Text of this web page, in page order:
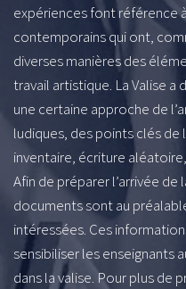
expériences font référence
contemporains qui ont,
diverses manières des
travail artistique. La Valise a
une certaine approche de
ludiques, des points clés de
inventaire, écriture
Afin de préparer l’arrivée de
documents sont au
intéressées. Ces
sensibiliser les enseignants
dans la valise. Pour plus de